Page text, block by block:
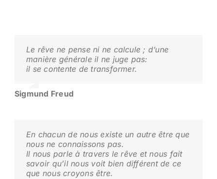
Le rêve ne pense ni ne calcule ; d’une
manière générale il ne juge pas:
il se contente de transformer.
Sigmund Freud
En chacun de nous existe un autre être que
nous ne connaissons pas.
Il nous parle à travers le rêve et nous fait
savoir qu’il nous voit bien différent de ce
que nous croyons être.